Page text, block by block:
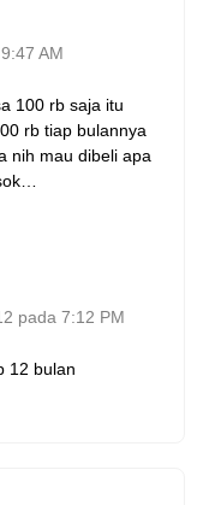
AM
100 rb saja itu
rb tiap bulannya
nih mau dibeli apa
pada 7:12 PM
12 bulan